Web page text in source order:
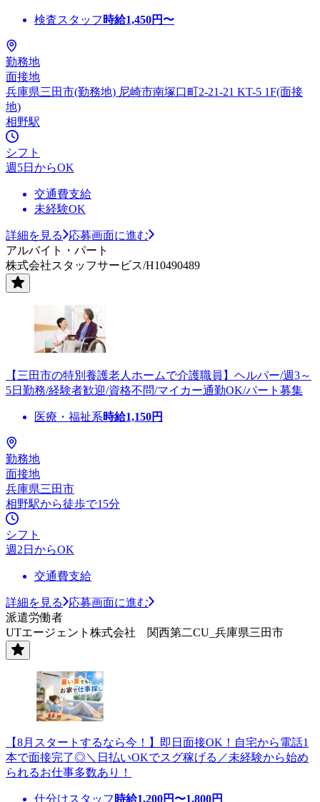
検査スタッフ 時給1,450円〜
勤務地
面接地
兵庫県三田市(勤務地) 尼崎市南塚口町2-21-21 KT-5 1F(面接
地)
相野駅
シフト
週5日からOK
交通費支給
未経験OK
詳細を見る
応募画面に進む
アルバイト・パート
株式会社スタッフサービス/H10490489
【三田市の特別養護老人ホームで介護職員】ヘルパー/週3～
5日勤務/経験者歓迎/資格不問/マイカー通勤OK/パート募集
医療・福祉系時給1,150円
勤務地
面接地
兵庫県三田市
相野駅から徒歩で15分
シフト
週2日からOK
交通費支給
詳細を見る
応募画面に進む
派遣労働者
UTエージェント株式会社 関西第二CU_兵庫県三田市
【8月スタートするなら今！】即日面接OK！自宅から電話1
本で面接完了◎＼日払いOKでスグ稼げる／未経験から始め
られるお仕事多数あり！
仕分けスタッフ 時給1,200円〜1,800円